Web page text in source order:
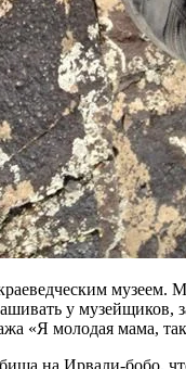
музеем.
у
«Я молодая мама,
на Ирвали-